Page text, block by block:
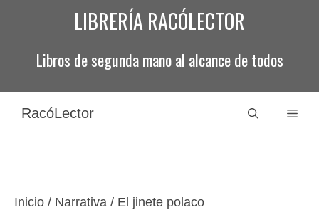
LIBRERÍA RACÓLECTOR
Libros de segunda mano al alcance de todos
RacóLector
Inicio / Narrativa / El jinete polaco